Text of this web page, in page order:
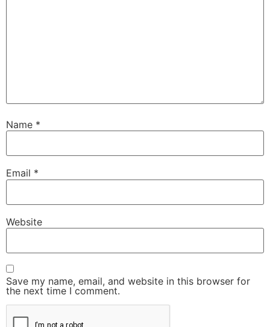
Name *
Email *
Website
Save my name, email, and website in this browser for
the next time I comment.